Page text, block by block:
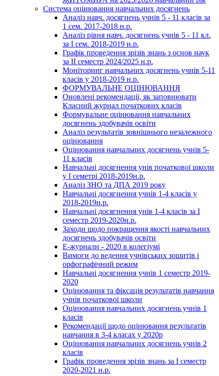
Система оцінювання навчальних досягнень
Аналіз навч. досягнень учнів 5 - 11 класів за
1 сем. 2017-2018 н.р.
Аналіз рівня навч. досягнень учнів 5 - 11 кл.
за І сем. 2018-2019 н.р.
Графік проведення зрізів знань з основ наук
за ІІ семестр 2024/2025 н.р.
Моніторинг навчальних досягнень учнів 5-11
класів у 2018-2019 н.р.
ФОРМУВАЛЬНЕ ОЦІНЮВАННЯ
Оновлені рекомендації, як заповнювати
Класний журнал початкових класів
Формувальне оцінювання навчальних
досягнень здобувачів освіти
Аналіз результатів зовнішнього незалежного
оцінювання
Оцінювання навчальних досягнень учнів 5-
11 класів
Навчальні досягнення унів початкової щколи
у І семетрі 2018-2019н.р.
Аналіз ЗНО та ДПА 2019 року
Навчальні досягнення учнів 1-4 класів у
2018-2019н.р.
Навчальні досягнення унів 1-4 класів за І
семестр 2019-2020н.р.
Заходи щодо покращення якості навчальних
досягнень здобувачів освіти
Е-журнали - 2020 в колегіумі
Вимоги до ведення учнівських зошитів і
орфографічний режим
Навчальні досягнення учнів 1 семестр 2019-
2020
Оцінювання та фіксація результатів навчання
учнів початкової школи
Оцінювання навчальних досягнень учнів 1
класів
Рекомендації щодо оцінювання результатів
навчання в 3-4 класах у 2020р
Оцінювання навчальних досягнень учнів 2
класів
Графік проведення зрізів знань за І семестр
2020-2021 н.р.